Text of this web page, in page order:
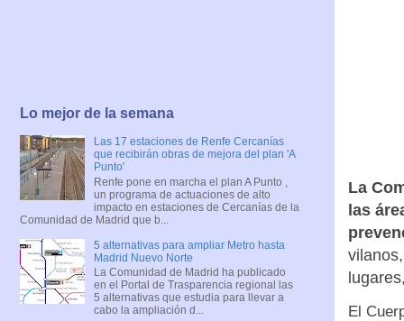
La
las
El
Lo mejor de la semana
Las 17 estaciones de Renfe Cercanías
que recibirán obras de mejora del plan 'A
Punto'
Renfe pone en marcha el plan A Punto ,
un programa de actuaciones de alto
impacto en estaciones de Cercanías de la
Comunidad de Madrid que b...
5 alternativas para ampliar Metro hasta
Madrid Nuevo Norte
La Comunidad de Madrid ha publicado
en el Portal de Trasparencia regional las
5 alternativas que estudia para llevar a
cabo la ampliación d...